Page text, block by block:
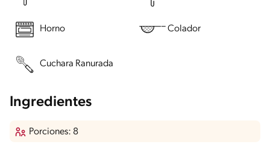
Horno Colador
Cuchara Ranurada
Ingredientes
Porciones: 8